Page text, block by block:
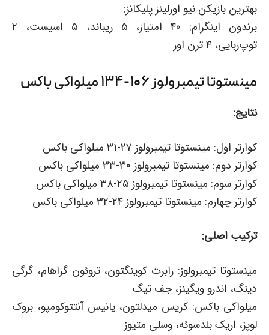
بهترین بازیکن نیو اورلینز پلیکانز:
برندون اینگرام: ۴۰ امتیاز، ۵ ریباند، ۵ اسیست، ۲
توپ‌ربایی، ۴ ترن اور
مینستوتا تیمبرولوز ۱۰۶-۱۳۴ میلواکی باکس
نتایج:
کوارتر اول: مینستوتا تیمبرولوز ۲۷-۳۱ میلواکی باکس
کوارتر دوم: مینستوتا تیمبرولوز ۳۰-۳۳ میلواکی باکس
کوارتر سوم: مینستوتا تیمبرولوز ۲۵-۳۸ میلواکی باکس
کوارتر چهارم: مینستوتا تیمبرولوز ۲۴-۳۲ میلواکی باکس
ترکیب اصلی:
مینستوتا تیمبرولوز: رابرت کوینگتون، تروئون گراهام، گرگی
دینگ، اندرو ویگینز، جف تیگ
میلواکی باکس: کریس میدلتون، یانیس آنتتوکومپو، بروک
لوپز، اریک بلدسوئه، وسلی متیوز